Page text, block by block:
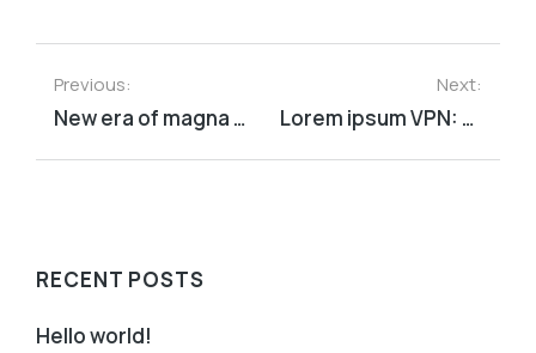
Previous:
New era of magna sapien ristique senectus dolor
Next:
Lorem ipsum VPN: dolor nulla & amet glavrida morbi
RECENT POSTS
Hello world!